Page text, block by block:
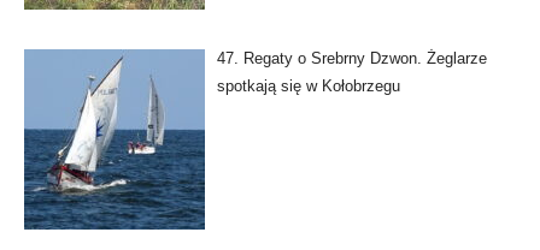
47. Regaty o Srebrny Dzwon. Żeglarze
spotkają się w Kołobrzegu